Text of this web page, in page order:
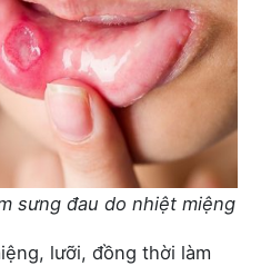
sưng đau do nhiệt miệng
lưỡi, đồng thời làm